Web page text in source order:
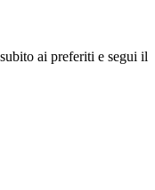
ai preferiti e segui il